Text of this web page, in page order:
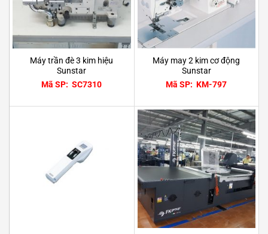
Máy trần đè 3 kim hiệu
Sunstar
Mã SP: SC7310
Máy may 2 kim cơ động
Sunstar
Mã SP: KM-797